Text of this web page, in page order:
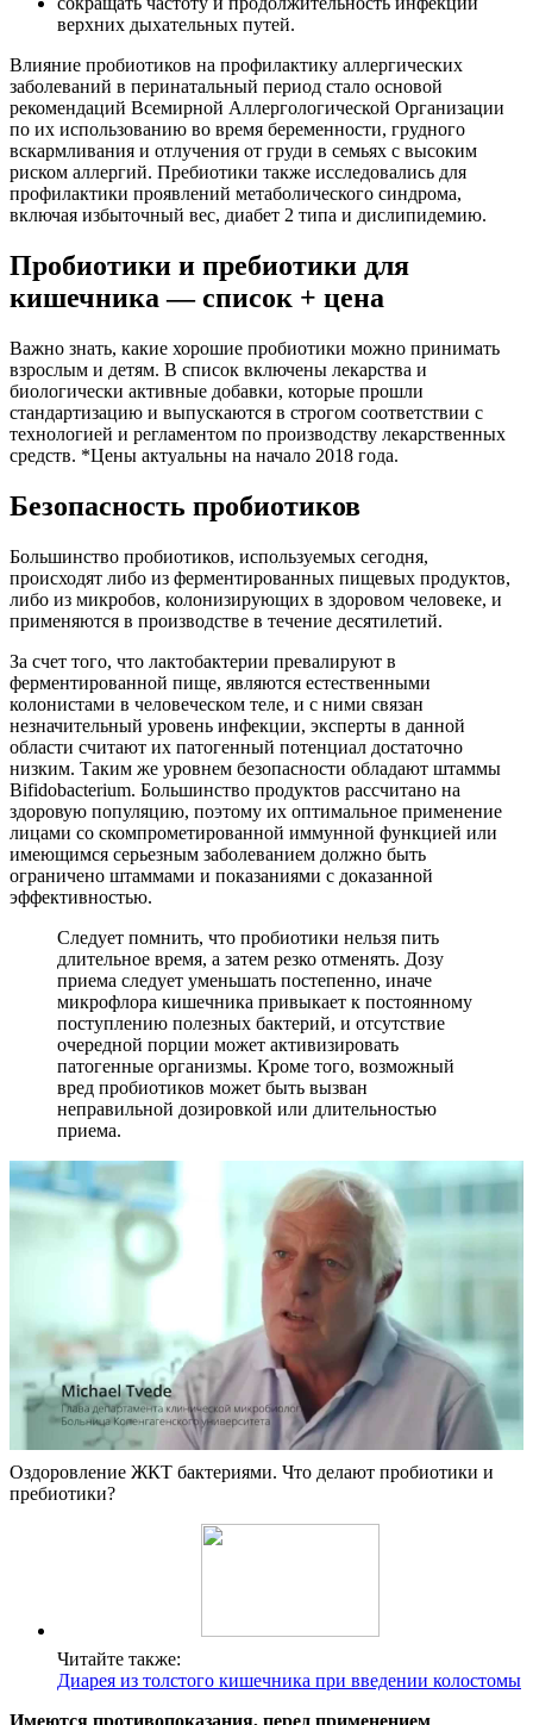
верхних дыхательных путей.
Влияние пробиотиков на профилактику аллергических
заболеваний в перинатальный период стало основой
рекомендаций Всемирной Аллергологической Организации
по их использованию во время беременности, грудного
вскармливания и отлучения от груди в семьях с высоким
риском аллергий. Пребиотики также исследовались для
профилактики проявлений метаболического синдрома,
включая избыточный вес, диабет 2 типа и дислипидемию.
Пробиотики и пребиотики для
кишечника — список + цена
Важно знать, какие хорошие пробиотики можно принимать
взрослым и детям. В список включены лекарства и
биологически активные добавки, которые прошли
стандартизацию и выпускаются в строгом соответствии с
технологией и регламентом по производству лекарственных
средств. *Цены актуальны на начало 2018 года.
Безопасность пробиотиков
Большинство пробиотиков, используемых сегодня,
происходят либо из ферментированных пищевых продуктов,
либо из микробов, колонизирующих в здоровом человеке, и
применяются в производстве в течение десятилетий.
За счет того, что лактобактерии превалируют в
ферментированной пище, являются естественными
колонистами в человеческом теле, и с ними связан
незначительный уровень инфекции, эксперты в данной
области считают их патогенный потенциал достаточно
низким. Таким же уровнем безопасности обладают штаммы
Bifidobacterium. Большинство продуктов рассчитано на
здоровую популяцию, поэтому их оптимальное применение
лицами со скомпрометированной иммунной функцией или
имеющимся серьезным заболеванием должно быть
ограничено штаммами и показаниями с доказанной
эффективностью.
Следует помнить, что пробиотики нельзя пить
длительное время, а затем резко отменять. Дозу
приема следует уменьшать постепенно, иначе
микрофлора кишечника привыкает к постоянному
поступлению полезных бактерий, и отсутствие
очередной порции может активизировать
патогенные организмы. Кроме того, возможный
вред пробиотиков может быть вызван
неправильной дозировкой или длительностью
приема.
Оздоровление ЖКТ бактериями. Что делают пробиотики и
пребиотики?
Читайте также:
Диарея из толстого кишечника при введении колостомы
Имеются противопоказания, перед применением